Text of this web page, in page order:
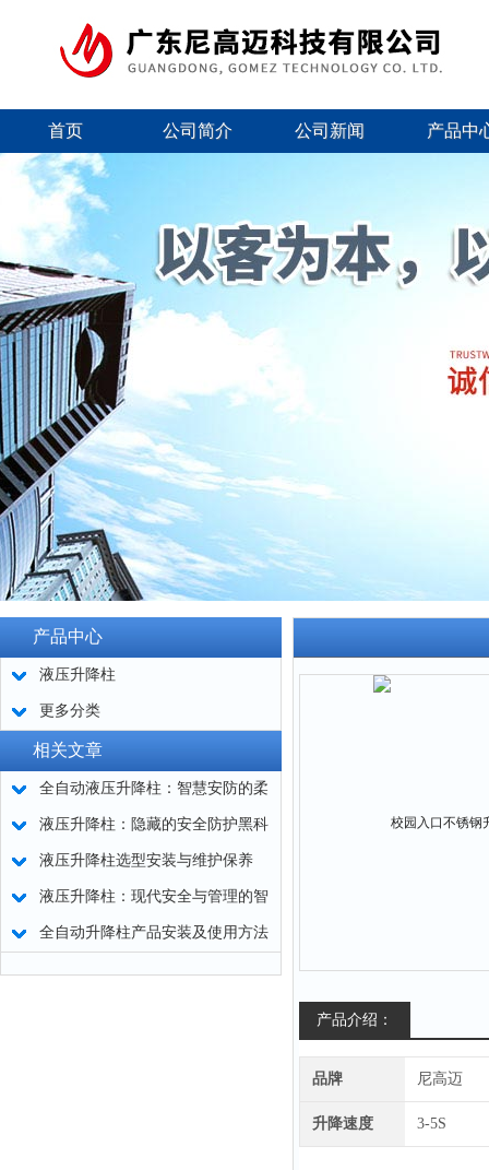
首页 公司简介 公司新闻 产品中
产品中心
液压升降柱
更多分类
相关文章
全自动液压升降柱：智慧安防的柔
性屏障
液压升降柱：隐藏的安全防护黑科
技
液压升降柱选型安装与维护保养
液压升降柱：现代安全与管理的智
慧结晶
全自动升降柱产品安装及使用方法
产品介绍：
品牌 尼高迈
升降速度 3-5S